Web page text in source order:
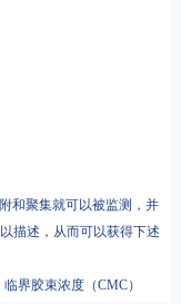
和聚集就可以被监测，并
描述，从而可以获得下述
界胶束浓度（CMC）